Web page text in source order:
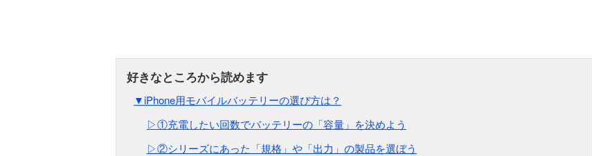
▼iPhone用モバイルバッテリーの選び方は？
▷①充電したい回数でバッテリーの「容量」を決めよう
▷②シリーズにあった「規格」や「出力」の製品を選ぼう